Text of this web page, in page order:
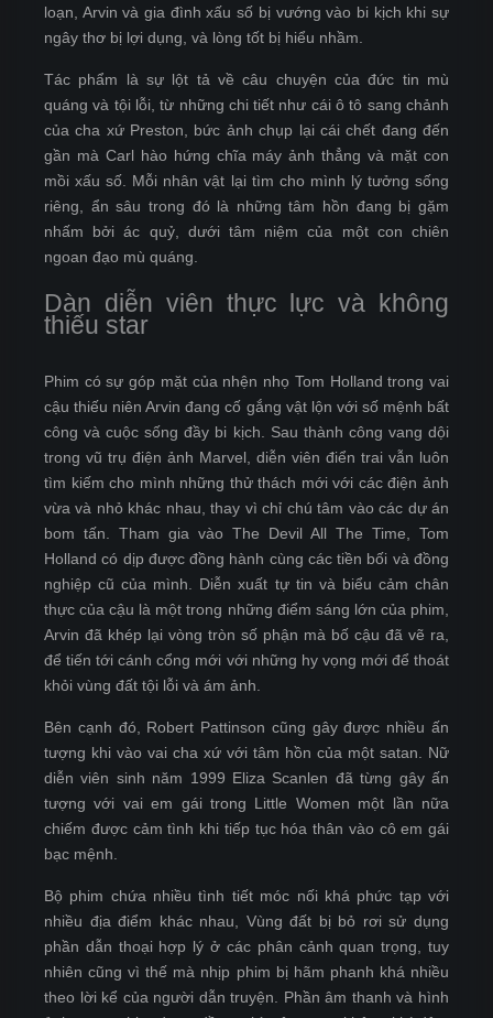
loạn, Arvin và gia đình xấu số bị vướng vào bi kịch khi sự
ngây thơ bị lợi dụng, và lòng tốt bị hiểu nhầm.
Tác phẩm là sự lột tả về câu chuyện của đức tin mù
quáng và tội lỗi, từ những chi tiết như cái ô tô sang chảnh
của cha xứ Preston, bức ảnh chụp lại cái chết đang đến
gần mà Carl hào hứng chĩa máy ảnh thẳng và mặt con
mồi xấu số. Mỗi nhân vật lại tìm cho mình lý tưởng sống
riêng, ẩn sâu trong đó là những tâm hồn đang bị gặm
nhấm bởi ác quỷ, dưới tâm niệm của một con chiên
ngoan đạo mù quáng.
Dàn diễn viên thực lực và không
thiếu star
Phim có sự góp mặt của nhện nhọ Tom Holland trong vai
cậu thiếu niên Arvin đang cố gắng vật lộn với số mệnh bất
công và cuộc sống đầy bi kịch. Sau thành công vang dội
trong vũ trụ điện ảnh Marvel, diễn viên điển trai vẫn luôn
tìm kiếm cho mình những thử thách mới với các điện ảnh
vừa và nhỏ khác nhau, thay vì chỉ chú tâm vào các dự án
bom tấn. Tham gia vào The Devil All The Time, Tom
Holland có dịp được đồng hành cùng các tiền bối và đồng
nghiệp cũ của mình. Diễn xuất tự tin và biểu cảm chân
thực của cậu là một trong những điểm sáng lớn của phim,
Arvin đã khép lại vòng tròn số phận mà bố cậu đã vẽ ra,
để tiến tới cánh cổng mới với những hy vọng mới để thoát
khỏi vùng đất tội lỗi và ám ảnh.
Bên cạnh đó, Robert Pattinson cũng gây được nhiều ấn
tượng khi vào vai cha xứ với tâm hồn của một satan. Nữ
diễn viên sinh năm 1999 Eliza Scanlen đã từng gây ấn
tượng với vai em gái trong Little Women một lần nữa
chiếm được cảm tình khi tiếp tục hóa thân vào cô em gái
bạc mệnh.
Bộ phim chứa nhiều tình tiết móc nối khá phức tạp với
nhiều địa điểm khác nhau, Vùng đất bị bỏ rơi sử dụng
phần dẫn thoại hợp lý ở các phân cảnh quan trọng, tuy
nhiên cũng vì thế mà nhịp phim bị hãm phanh khá nhiều
theo lời kể của người dẫn truyện. Phần âm thanh và hình